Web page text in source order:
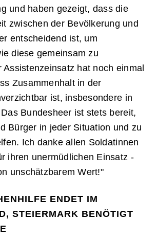
und haben gezeigt, dass die
zwischen der Bevölkerung und
entscheidend ist, um
diese gemeinsam zu
Assistenzeinsatz hat noch einmal
Zusammenhalt in der
ist, insbesondere in
Bundesheer ist stets bereit,
Bürger in jeder Situation und zu
Ich danke allen Soldatinnen
ihren unermüdlichen Einsatz -
unschätzbarem Wert!"
ENDET IM
STEIERMARK BENÖTIGT